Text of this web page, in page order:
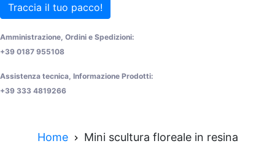
Traccia il tuo pacco!
Amministrazione, Ordini e Spedizioni:
+39 0187 955108
Assistenza tecnica, Informazione Prodotti:
+39 333 4819266
Home Mini scultura floreale in resina